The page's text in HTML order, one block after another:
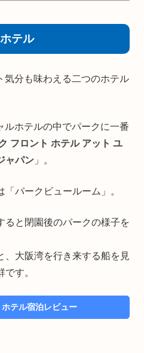
テル
気分も味わえる二つのホテル
ホテルの中でパークに一番
フロント ホテル アット ユ
ャパン 」。
パークビュールーム」。
ると閉園後のパークの様子を
、大阪湾を行き来する船を見
す。
テル宿泊レビュー